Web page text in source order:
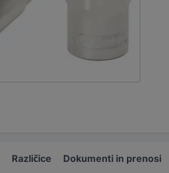
Različice Dokumenti in prenosi